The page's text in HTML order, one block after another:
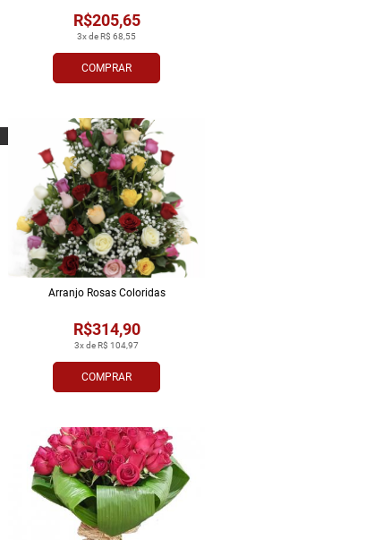
COMPRAR
3x de R$ 68,55
R$205,65
COMPRAR
3x de R$ 104,97
R$314,90
Arranjo Rosas Coloridas